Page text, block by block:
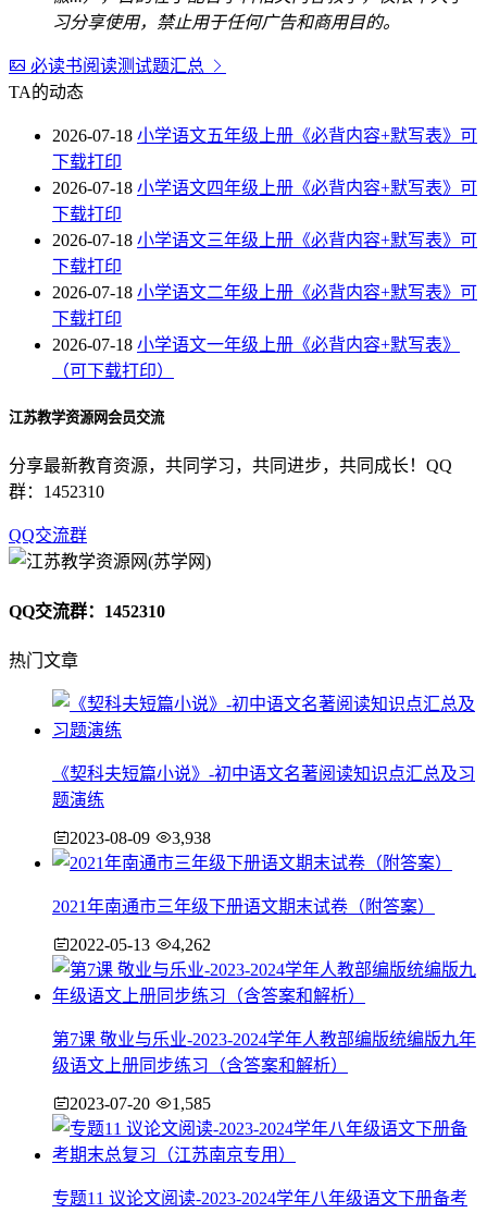
习分享使用，禁止用于任何广告和商用目的。
必读书阅读测试题汇总
TA的动态
2026-07-18 小学语文五年级上册《必背内容+默写表》可
下载打印
2026-07-18 小学语文四年级上册《必背内容+默写表》可
下载打印
2026-07-18 小学语文三年级上册《必背内容+默写表》可
下载打印
2026-07-18 小学语文二年级上册《必背内容+默写表》可
下载打印
2026-07-18 小学语文一年级上册《必背内容+默写表》
（可下载打印）
江苏教学资源网会员交流
分享最新教育资源，共同学习，共同进步，共同成长！QQ
群：1452310
QQ交流群
QQ交流群：1452310
热门文章
《契科夫短篇小说》-初中语文名著阅读知识点汇总及习
题演练
2023-08-09 3,938
2021年南通市三年级下册语文期末试卷（附答案）
2022-05-13 4,262
第7课 敬业与乐业-2023-2024学年人教部编版统编版九年
级语文上册同步练习（含答案和解析）
2023-07-20 1,585
专题11 议论文阅读-2023-2024学年八年级语文下册备考